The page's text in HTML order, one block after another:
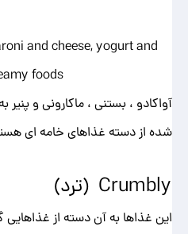
and cheese, yogurt and
foods
آواکادو ، بستنی ، ماکارونی و
شده از دسته غذاهای خامه ای
Crumbly (ترد)
این غذاها به آن دسته از